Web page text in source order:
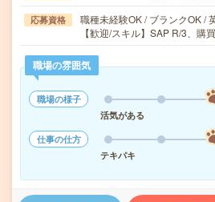
応募資格
職種未経験OK / ブランクOK /
【歓迎/スキル】SAP R/3、購
職場の雰囲気
職場の様子
活気がある
仕事の仕方
テキパキ